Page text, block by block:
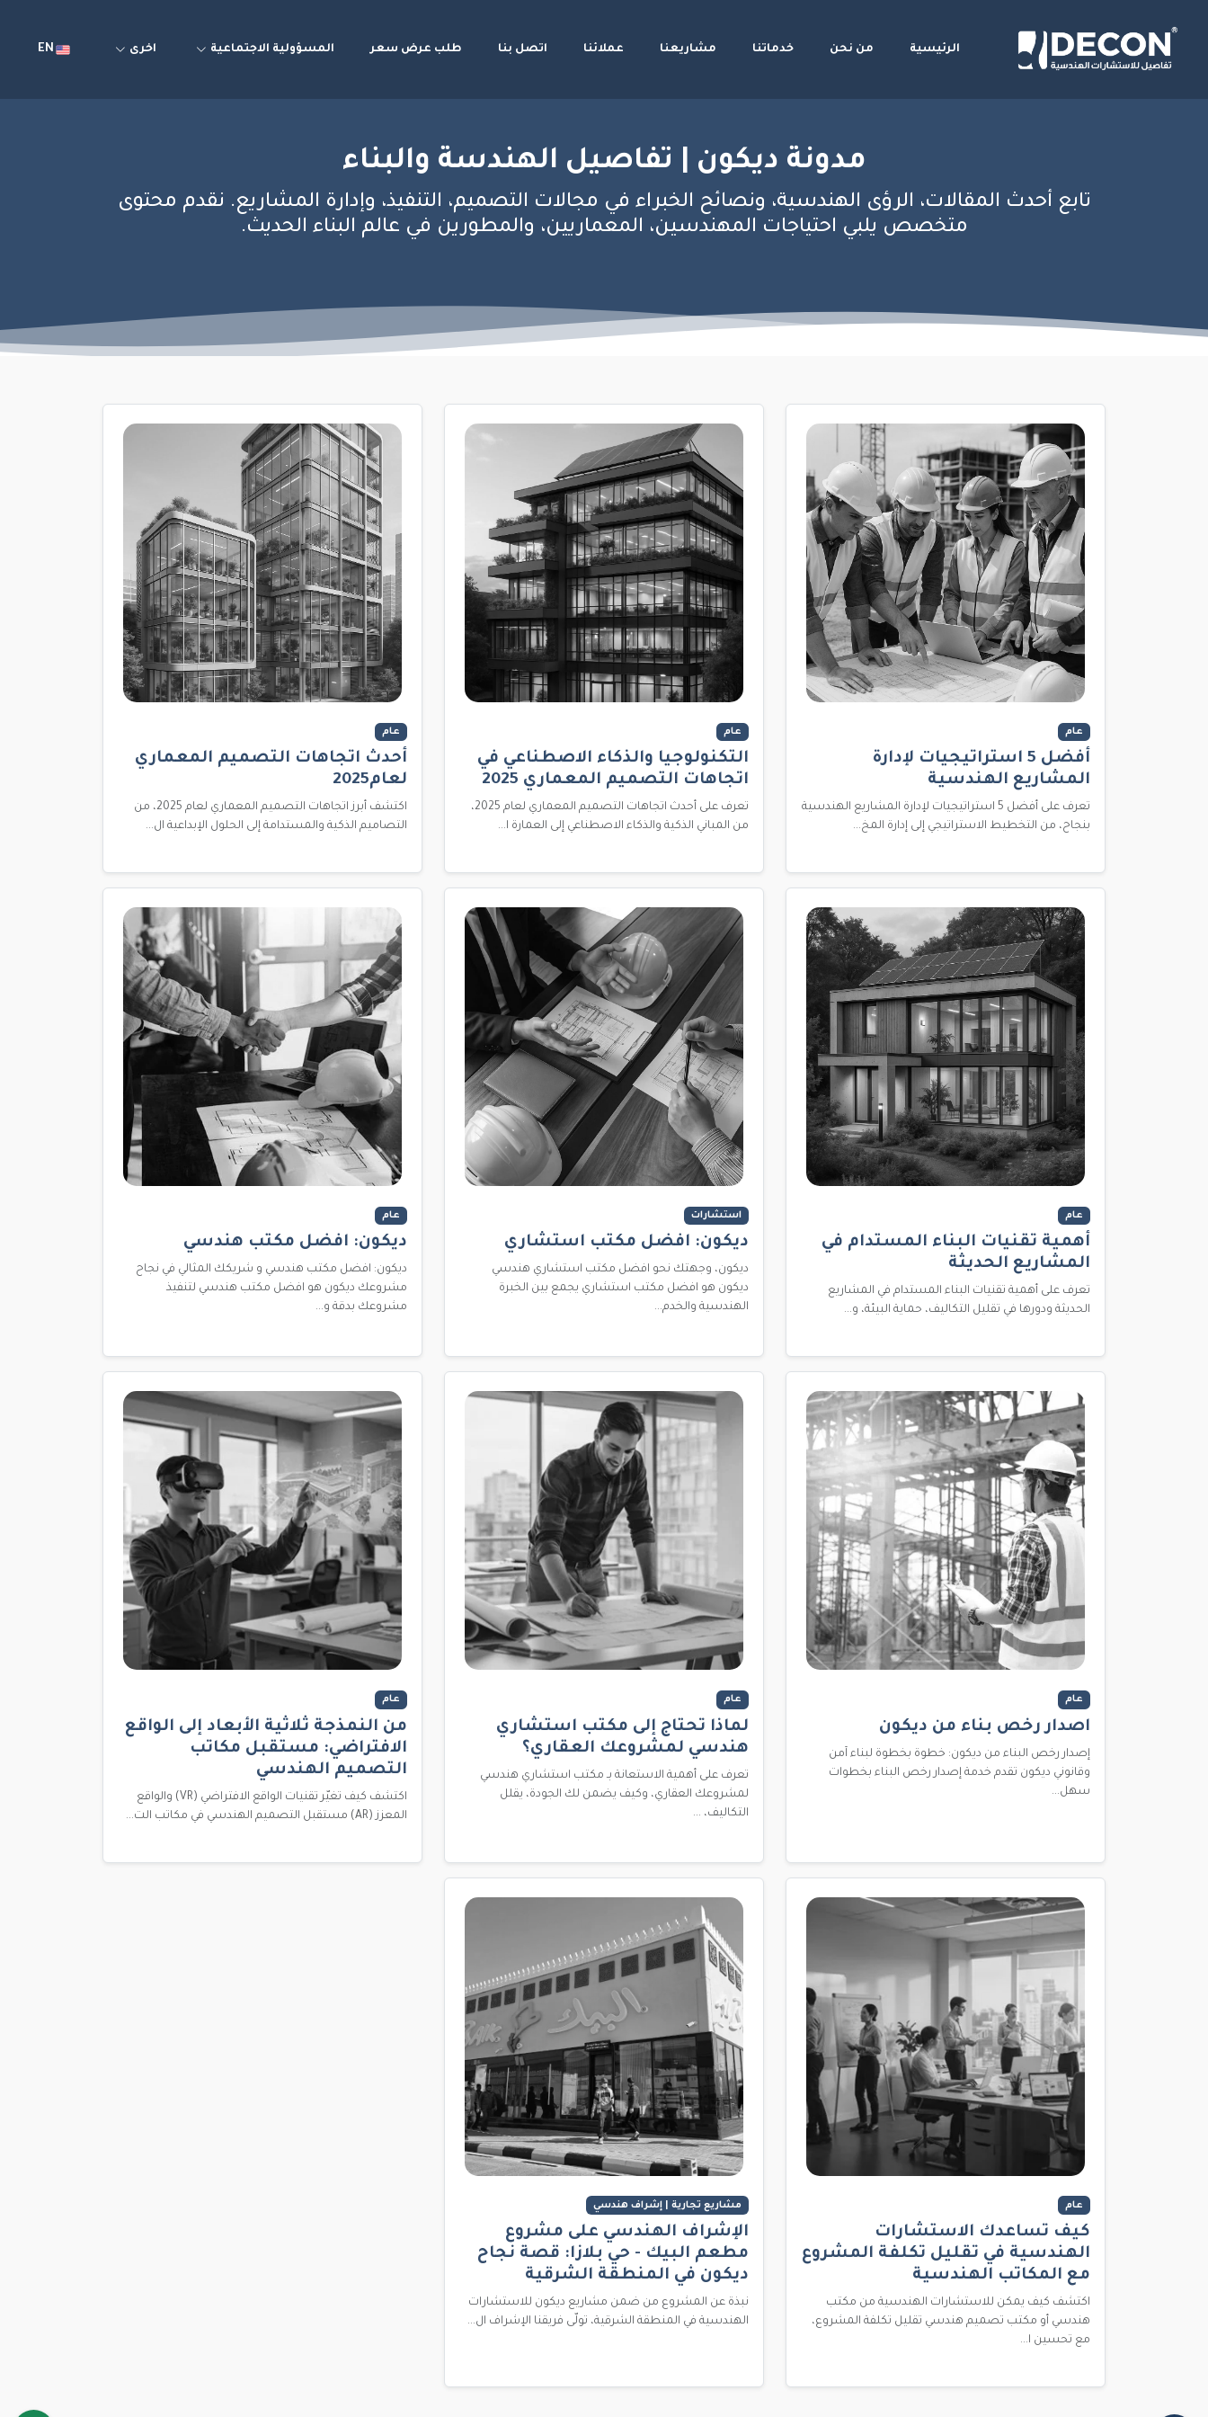
الرئيسية من نحن خدماتنا مشاريعنا عملائنا اتصل بنا طلب عرض سعر المسؤولية الاجتماعية اخرى EN
مدونة ديكون | تفاصيل الهندسة والبناء
تابع أحدث المقالات، الرؤى الهندسية، ونصائح الخبراء في مجالات التصميم، التنفيذ، وإدارة المشاريع. نقدم محتوى
متخصص يلبي احتياجات المهندسين، المعماريين، والمطورين في عالم البناء الحديث.
عام
أفضل 5 استراتيجيات لإدارة
المشاريع الهندسية
تعرف على أفضل 5 استراتيجيات لإدارة المشاريع الهندسية
بنجاح، من التخطيط الاستراتيجي إلى إدارة المخ...
عام
التكنولوجيا والذكاء الاصطناعي في
اتجاهات التصميم المعماري 2025
تعرف على أحدث اتجاهات التصميم المعماري لعام 2025،
من المباني الذكية والذكاء الاصطناعي إلى العمارة ا...
عام
أحدث اتجاهات التصميم المعماري
لعام2025
اكتشف أبرز اتجاهات التصميم المعماري لعام 2025، من
التصاميم الذكية والمستدامة إلى الحلول الإبداعية ال...
عام
أهمية تقنيات البناء المستدام في
المشاريع الحديثة
تعرف على أهمية تقنيات البناء المستدام في المشاريع
الحديثة ودورها في تقليل التكاليف، حماية البيئة، و...
استشارات
ديكون: افضل مكتب استشاري
ديكون، وجهتك نحو افضل مكتب استشاري هندسي
ديكون هو افضل مكتب استشاري يجمع بين الخبرة
الهندسية والخدم...
عام
ديكون: افضل مكتب هندسي
ديكون: افضل مكتب هندسي و شريكك المثالي في نجاح
مشروعك ديكون هو افضل مكتب هندسي لتنفيذ
مشروعك بدقة و...
عام
اصدار رخص بناء من ديكون
إصدار رخص البناء من ديكون: خطوة بخطوة لبناء آمن
وقانوني ديكون تقدم خدمة إصدار رخص البناء بخطوات
سهل...
عام
لماذا تحتاج إلى مكتب استشاري
هندسي لمشروعك العقاري؟
تعرف على أهمية الاستعانة بـ مكتب استشاري هندسي
لمشروعك العقاري، وكيف يضمن لك الجودة، يقلل
التكاليف، ...
عام
من النمذجة ثلاثية الأبعاد إلى الواقع
الافتراضي: مستقبل مكاتب
التصميم الهندسي
اكتشف كيف تغيّر تقنيات الواقع الافتراضي (VR) والواقع
المعزز (AR) مستقبل التصميم الهندسي في مكاتب الت...
عام
كيف تساعدك الاستشارات
الهندسية في تقليل تكلفة المشروع
مع المكاتب الهندسية
اكتشف كيف يمكن للاستشارات الهندسية من مكتب
هندسي أو مكتب تصميم هندسي تقليل تكلفة المشروع،
مع تحسين ا...
مشاريع تجارية | إشراف هندسي
الإشراف الهندسي على مشروع
مطعم البيك - حي بلازا: قصة نجاح
ديكون في المنطقة الشرقية
نبذة عن المشروع من ضمن مشاريع ديكون للاستشارات
الهندسية في المنطقة الشرقية، تولّى فريقنا الإشراف ال...